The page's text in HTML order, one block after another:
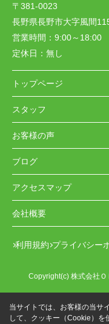
〒381-0023
長野県長野市大字風間
営業時間： 9:00～18:00
定休日： 無し
トップページ
スタッフ
お客様の声
ブログ
アクセスマップ
会社概要
利用規約 プライバシー
Copyright(c) 株式会社
当サイトでは、お客様の当サ
して、クッキー（Cookie）を